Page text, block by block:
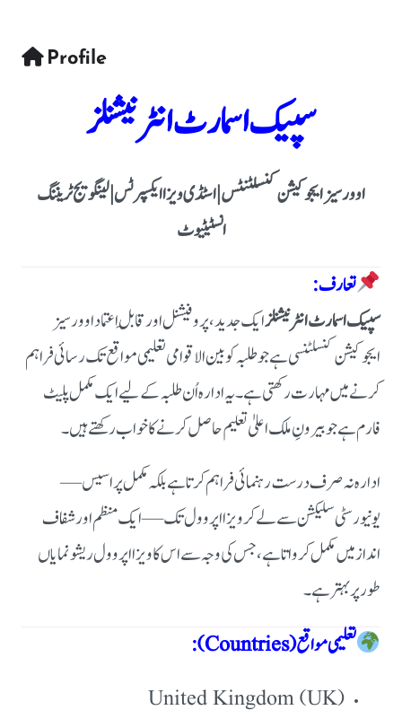
Profile
سپیک اسمارٹ انٹرنیشنلز
اوورسیز ایجوکیشن کنسلٹنٹس | اسٹڈی ویزا ایکسپرٹس | لینگویج ٹریننگ
انسٹیٹیوٹ
تعارف:
سپیک اسمارٹ انٹرنیشنلزایک جدید، پروفیشنل اور قابلِ اعتماد اوورسیز
ایجوکیشن کنسلٹنسی ہے جو طلبہ کو بین الاقوامی تعلیمی مواقع تک رسائی فراہم
کرنے میں مہارت رکھتی ہے۔ یہ ادارہ اُن طلبہ کے لیے ایک مکمل پلیٹ
فارم ہے جو بیرونِ ملک اعلیٰ تعلیم حاصل کرنے کا خواب رکھتے ہیں۔
ادارہ نہ صرف درست رہنمائی فراہم کرتا ہے بلکہ مکمل پراسیس —
یونیورسٹی سلیکشن سے لے کر ویزا اپروول تک — ایک منظم اور شفاف
انداز میں مکمل کرواتا ہے، جس کی وجہ سے اس کا ویزا اپروول ریشو نمایاں
طور پر بہتر ہے۔
تعلیمی مواقع (Countries):
United Kingdom (UK)